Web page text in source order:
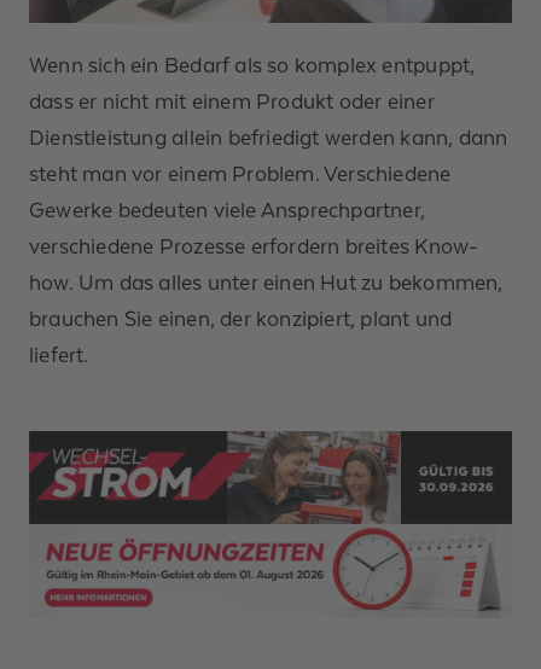
Wenn sich ein Bedarf als so komplex entpuppt,
dass er nicht mit einem Produkt oder einer
Dienstleistung allein befriedigt werden kann, dann
steht man vor einem Problem. Verschiedene
Gewerke bedeuten viele Ansprechpartner,
verschiedene Prozesse erfordern breites Know-
how. Um das alles unter einen Hut zu bekommen,
brauchen Sie einen, der konzipiert, plant und
liefert.